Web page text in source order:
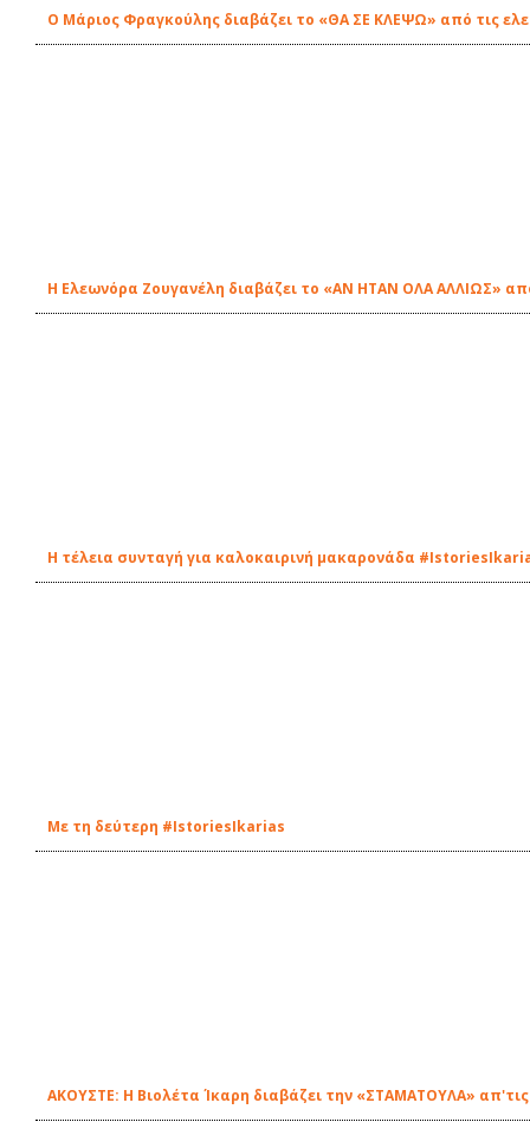
O Μάριος Φραγκούλης διαβάζει το «ΘΑ ΣΕ ΚΛΕΨΩ» από τις
Η Ελεωνόρα Ζουγανέλη διαβάζει το «ΑΝ ΗΤΑΝ ΟΛΑ ΑΛΛΙΩΣ»
Η τέλεια συνταγή για καλοκαιρινή μακαρονάδα
Με τη δεύτερη #IstoriesIkarias
ΑΚΟΥΣΤΕ: Η Βιολέτα Ίκαρη διαβάζει την «ΣΤΑΜΑΤΟΥΛΑ»